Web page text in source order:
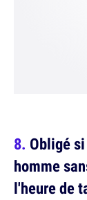
Obligé
homme
l'heure de